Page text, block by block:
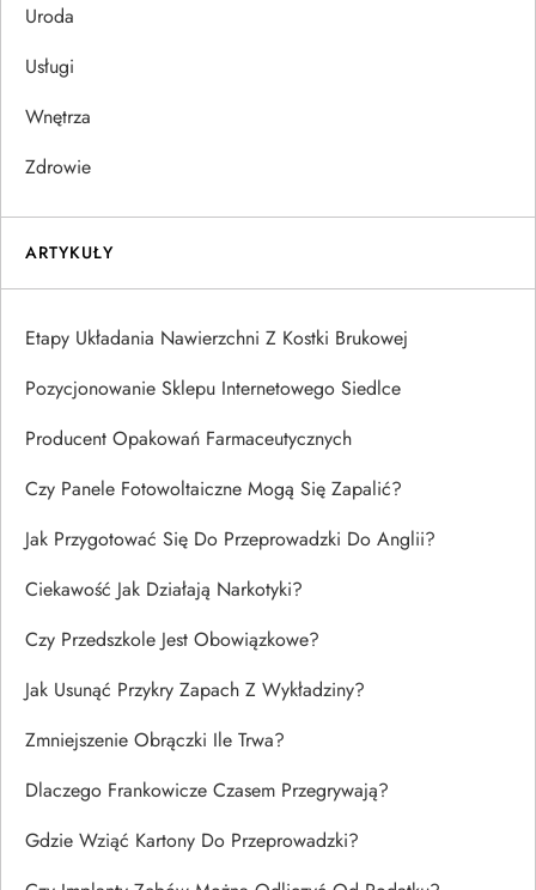
Uroda
Usługi
Wnętrza
Zdrowie
ARTYKUŁY
Etapy Układania Nawierzchni Z Kostki Brukowej
Pozycjonowanie Sklepu Internetowego Siedlce
Producent Opakowań Farmaceutycznych
Czy Panele Fotowoltaiczne Mogą Się Zapalić?
Jak Przygotować Się Do Przeprowadzki Do Anglii?
Ciekawość Jak Działają Narkotyki?
Czy Przedszkole Jest Obowiązkowe?
Jak Usunąć Przykry Zapach Z Wykładziny?
Zmniejszenie Obrączki Ile Trwa?
Dlaczego Frankowicze Czasem Przegrywają?
Gdzie Wziąć Kartony Do Przeprowadzki?